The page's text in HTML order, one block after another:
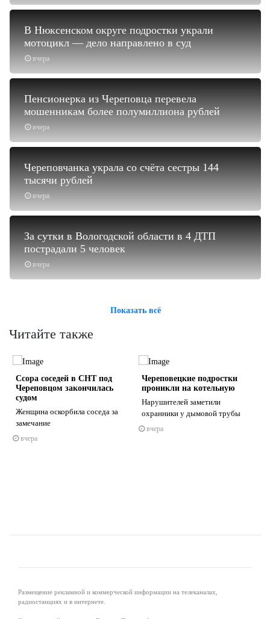
вчера
В Нюксенском округе подростки украли
мотоцикл — дело направлено в суд
вчера
Пенсионерка из Череповца перевела
мошенникам более полумиллиона рублей
вчера
Череповчанка украла со счёта сестры 144
тысячи рублей
вчера
За сутки в Вологодской области в 4 ДТП
пострадали 5 человек
Показать всё
Читайте также
Ссора соседей в СНТ под
Череповцом закончилась
судом
Женщина оскорбила соседа за
замечание
вчера
Череповецкие подростки
проникли на котельную
Нарушителей заметили
охранники у дымовой трубы
вчера
Размещение рекламной и коммерческой информации на телеканалах,
радиостанциях и в интернете.